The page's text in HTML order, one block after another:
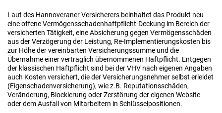
Laut des Hannoveraner Versicherers beinhaltet das Produkt neu
eine offene Vermögensschadenhaftpflicht-Deckung im Bereich der
versicherten Tätigkeit, eine Absicherung gegen Vermögensschäden
aus der Verzögerung der Leistung, Re-Implementierungskosten bis
zur Höhe der vereinbarten Versicherungssumme und die
Übernahme einer vertraglich übernommenen Haftpflicht. Entgegen
der klassischen Haftpflicht sind bei der VHV nach eigenen Angaben
auch Kosten versichert, die der Versicherungsnehmer selbst erleidet
(Eigenschadenversicherung), wie z.B. Reputationsschäden,
Veränderung, Blockierung oder Zerstörung der eigenen Website
oder dem Ausfall von Mitarbeitern in Schlüsselpositionen.